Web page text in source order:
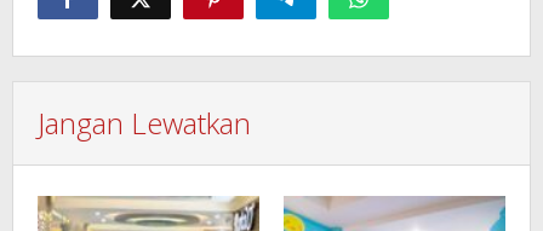
Jangan Lewatkan